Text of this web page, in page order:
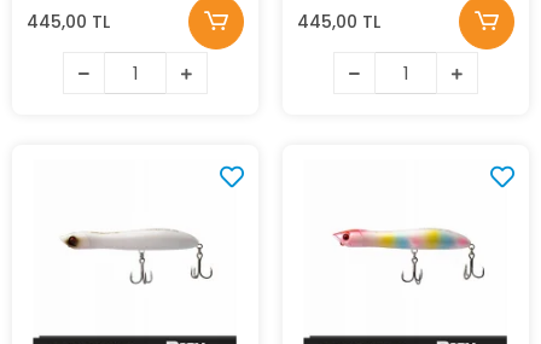
445,00 TL 445,00 TL